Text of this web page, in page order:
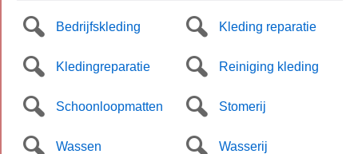
Bedrijfskleding Kleding reparatie
Kledingreparatie Reiniging kleding
Schoonloopmatten Stomerij
Wassen Wasserij